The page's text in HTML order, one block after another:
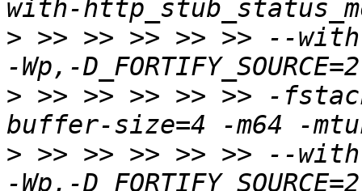
> >> >> >> >> >> --
> >> >> >> >> >> -
> >> >> >> >> >> --